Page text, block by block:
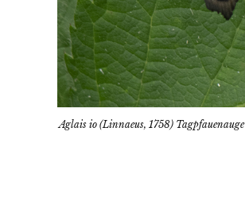
Aglais io (Linnaeus, 1758) Tagpfauenauge